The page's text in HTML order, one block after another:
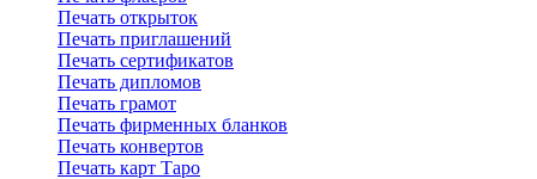
Печать открыток
Печать приглашений
Печать сертификатов
Печать дипломов
Печать грамот
Печать фирменных бланков
Печать конвертов
Печать карт Таро